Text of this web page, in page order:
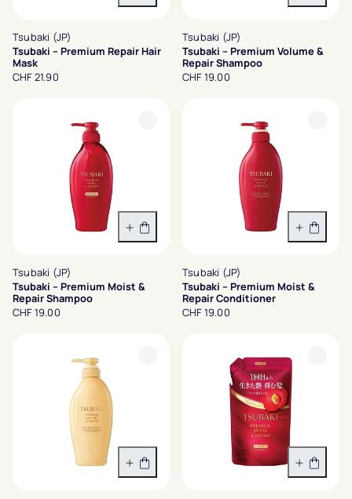
Tsubaki (JP)
Tsubaki – Premium Repair Hair
Mask
CHF 21.90
Tsubaki (JP)
Tsubaki – Premium Volume &
Repair Shampoo
CHF 19.00
In den Warenkorb
Tsubaki (JP)
Tsubaki – Premium Moist &
Repair Shampoo
CHF 19.00
In den
Tsubaki (JP)
Tsubaki – Premium Moist &
Repair Conditioner
CHF 19.00
In den Warenkorb In den